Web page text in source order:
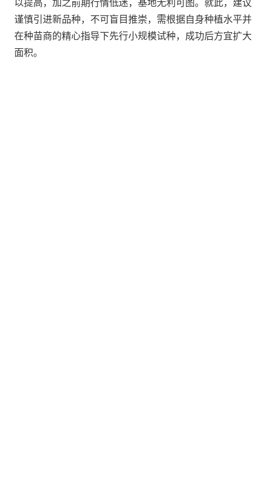
以提高，加之前期行情低迷，基地无利可图。就此，建议
谨慎引进新品种，不可盲目推崇，需根据自身种植水平并
在种苗商的精心指导下先行小规模试种，成功后方宜扩大
面积。